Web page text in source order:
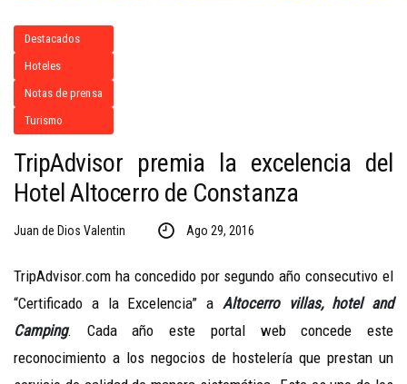
Destacados
Hoteles
Notas de prensa
Turismo
TripAdvisor premia la excelencia del
Hotel Altocerro de Constanza
Juan de Dios Valentin Ago 29, 2016
TripAdvisor.com ha concedido por segundo año consecutivo el
“Certificado a la Excelencia” a Altocerro villas, hotel and
Camping. Cada año este portal web concede este
reconocimiento a los negocios de hostelería que prestan un